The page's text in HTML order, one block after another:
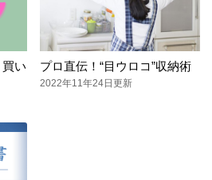
買い
プロ直伝！“目ウロコ”収納術
2022年11年24日更新